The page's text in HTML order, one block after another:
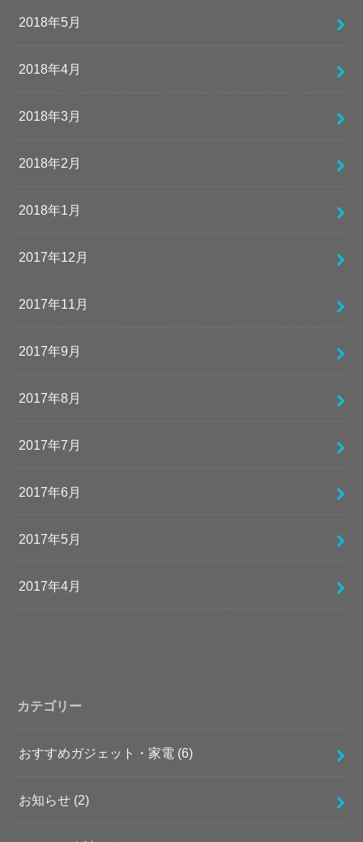
2018年5月
2018年4月
2018年3月
2018年2月
2018年1月
2017年12月
2017年11月
2017年9月
2017年8月
2017年7月
2017年6月
2017年5月
2017年4月
カテゴリー
おすすめガジェット・家電 (6)
お知らせ (2)